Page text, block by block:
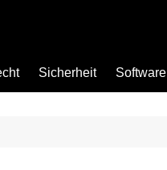
Sicherheit Software